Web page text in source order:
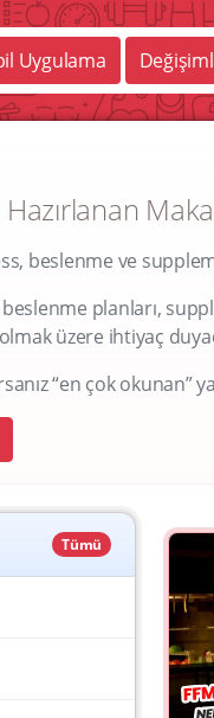
Uygulama
Hazırlanan
beslenme ve
planları,
üzere ihtiyaç
“en çok okunan”
Tümü